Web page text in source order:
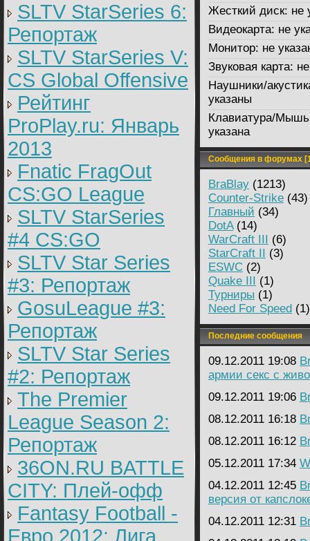
SLTV StarSeries 6:
Репортаж
SLTV StarSeries V:
CS Global Offensive
Рейтинг
ProPlay.ru: Январь
2013
Fnatic FragOut
CS:GO League
SLTV StarSeries
#4 CS:GO
SLTV Star Series
#3: Репортаж
GosuLeague #3:
Репортаж
SLTV Star Series
#2: Репортаж
The Premier
League Season 2:
Репортаж
36ON.RU BATTLE
CITY: Плей-офф
Fantasy Football -
Евро 2012: Лига
Жесткий диск: не
Видеокарта: не
Монитор: не
Звуковая карта:
Наушники/
указаны
Клавиатура/
указана
Сообщения в форумах
BraBlay (1213)
Counter-Strike (43)
Главный (34)
DotA(14)
WarCraft III (6)
StarCraft II (3)
ESWC (2)
Quake III (1)
Турниры (1)
Need For Speed (1)
Последние сообщения
09.12.2011 19:08
армии секс с
09.12.2011 19:06
08.12.2011 16:18
08.12.2011 16:12
05.12.2011 17:34
04.12.2011 12:45
версия от
04.12.2011 12:31